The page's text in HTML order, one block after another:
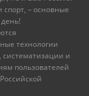
спорт, – основные
технологии
и
пользователей